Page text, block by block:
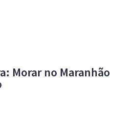
Morar no Maranhão